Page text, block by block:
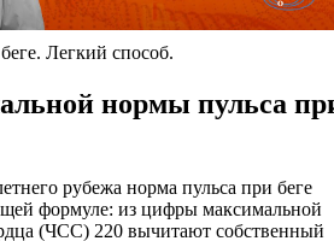
Легкий способ.
нормы пульса
рубежа норма пульса при беге
формуле: из цифры максимальной
(ЧСС) 220 вычитают собственный